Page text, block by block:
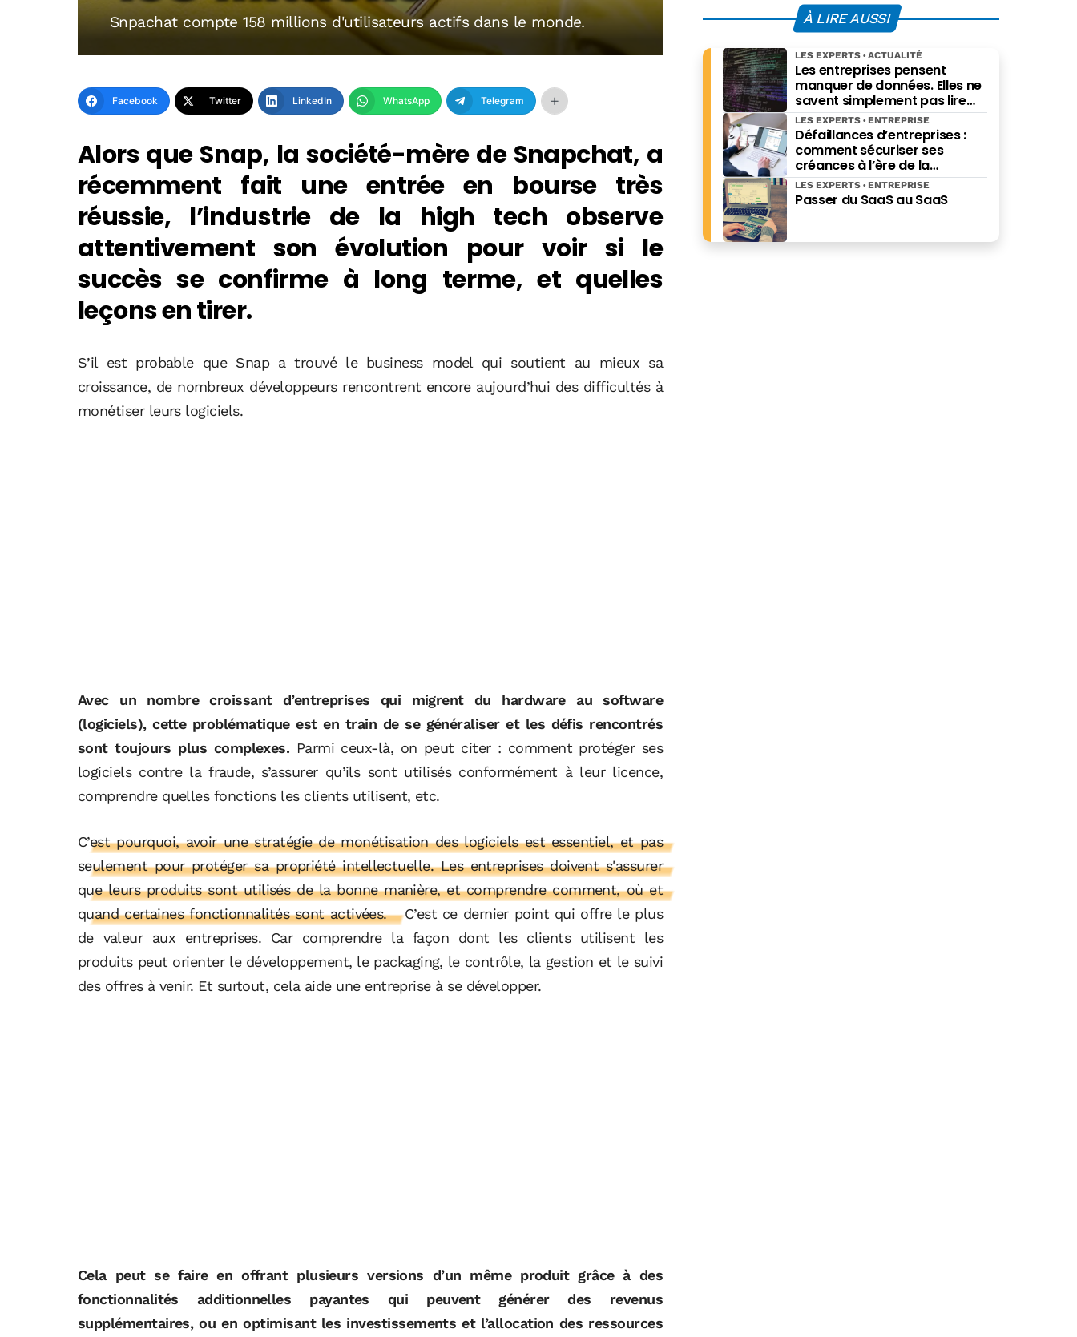
Snpachat compte 158 millions d'utilisateurs actifs dans le monde.
Facebook Twitter LinkedIn WhatsApp Telegram
Alors que Snap, la société-mère de Snapchat, a
récemment fait une entrée en bourse très
réussie, l’industrie de la high tech observe
attentivement son évolution pour voir si le
succès se confirme à long terme, et quelles
leçons en tirer.
S’il est probable que Snap a trouvé le business model qui soutient au mieux sa
croissance, de nombreux développeurs rencontrent encore aujourd’hui des difficultés à
monétiser leurs logiciels.
Avec un nombre croissant d’entreprises qui migrent du hardware au software
(logiciels), cette problématique est en train de se généraliser et les défis rencontrés
sont toujours plus complexes. Parmi ceux-là, on peut citer : comment protéger ses
logiciels contre la fraude, s’assurer qu’ils sont utilisés conformément à leur licence,
comprendre quelles fonctions les clients utilisent, etc.
C’est pourquoi, avoir une stratégie de monétisation des logiciels est essentiel, et pas
seulement pour protéger sa propriété intellectuelle. Les entreprises doivent s'assurer
que leurs produits sont utilisés de la bonne manière, et comprendre comment, où et
quand certaines fonctionnalités sont activées.
C’est ce dernier point qui offre le plus
de valeur aux entreprises. Car comprendre la façon dont les clients utilisent les
produits peut orienter le développement, le packaging, le contrôle, la gestion et le suivi
des offres à venir. Et surtout, cela aide une entreprise à se développer.
Cela peut se faire en offrant plusieurs versions d’un même produit grâce à des
fonctionnalités additionnelles payantes qui peuvent générer des revenus
supplémentaires, ou en optimisant les investissements et l’allocation des ressources
À LIRE AUSSI
Les entreprises pensent
manquer de données. Elles ne
savent simplement pas lire
celles qu’elles possèdent déjà.
LES EXPERTS ACTUALITÉ
Défaillances d’entreprises :
comment sécuriser ses
créances à l’ère de la
facturation électronique ?
LES EXPERTS ENTREPRISE
Passer du SaaS au SaaS
LES EXPERTS ENTREPRISE